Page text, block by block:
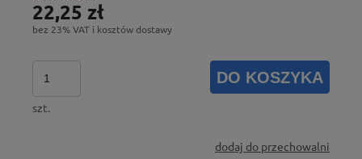
22,25 zł
bez 23% VAT i kosztów dostawy
szt.
DO KOSZYKA
dodaj do przechowalni